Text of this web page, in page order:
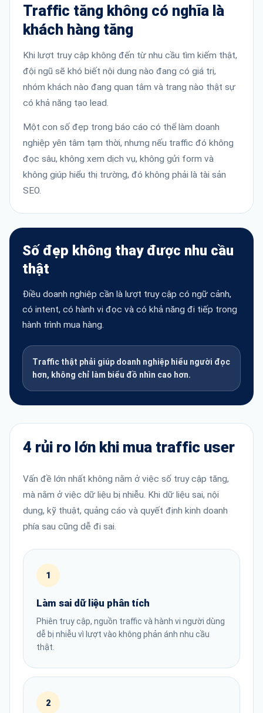
Traffic tăng không có nghĩa là
khách hàng tăng
Khi lượt truy cập không đến từ nhu cầu tìm kiếm thật,
đội ngũ sẽ khó biết nội dung nào đang có giá trị,
nhóm khách nào đang quan tâm và trang nào thật sự
có khả năng tạo lead.
Một con số đẹp trong báo cáo có thể làm doanh
nghiệp yên tâm tạm thời, nhưng nếu traffic đó không
đọc sâu, không xem dịch vụ, không gửi form và
không giúp hiểu thị trường, đó không phải là tài sản
SEO.
Số đẹp không thay được nhu cầu
thật
Điều doanh nghiệp cần là lượt truy cập có ngữ cảnh,
có intent, có hành vi đọc và có khả năng đi tiếp trong
hành trình mua hàng.
Traffic thật phải giúp doanh nghiệp hiểu người đọc
hơn, không chỉ làm biểu đồ nhìn cao hơn.
4 rủi ro lớn khi mua traffic user
Vấn đề lớn nhất không nằm ở việc số truy cập tăng,
mà nằm ở việc dữ liệu bị nhiễu. Khi dữ liệu sai, nội
dung, kỹ thuật, quảng cáo và quyết định kinh doanh
phía sau cũng dễ đi sai.
1
Làm sai dữ liệu phân tích
Phiên truy cập, nguồn traffic và hành vi người dùng
dễ bị nhiễu vì lượt vào không phản ánh nhu cầu
thật.
2